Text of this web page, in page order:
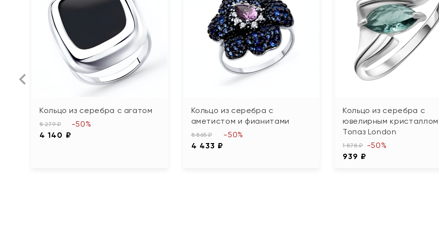
Кольцо из серебра с агатом
8 279 ₽
4 140 ₽
-50%
Кольцо из серебра с
аметистом и фианитами
8 865 ₽
4 433 ₽
-50%
Кольцо из серебра с
ювелирным кристаллом
Топаз London
1 878 ₽
939 ₽
-50%